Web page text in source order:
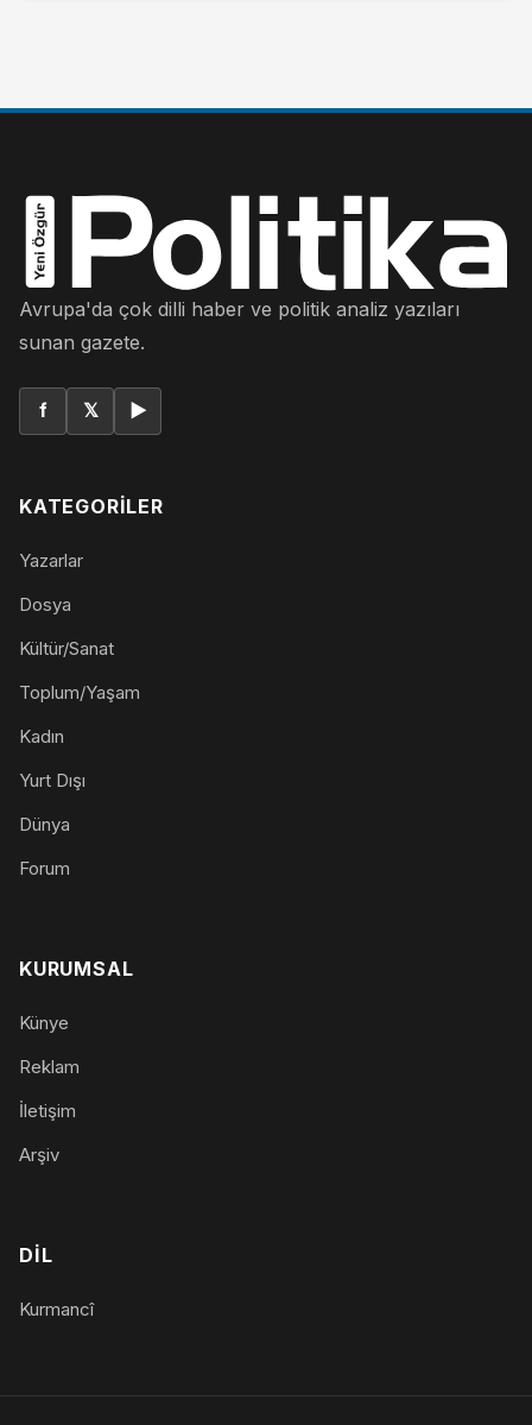
Avrupa'da çok dilli haber ve politik analiz yazıları
sunan gazete.
f 𝕏 ▶
KATEGORILER
Yazarlar
Dosya
Kültür/Sanat
Toplum/Yaşam
Kadın
Yurt Dışı
Dünya
Forum
KURUMSAL
Künye
Reklam
İletişim
Arşiv
DIL
Kurmancî